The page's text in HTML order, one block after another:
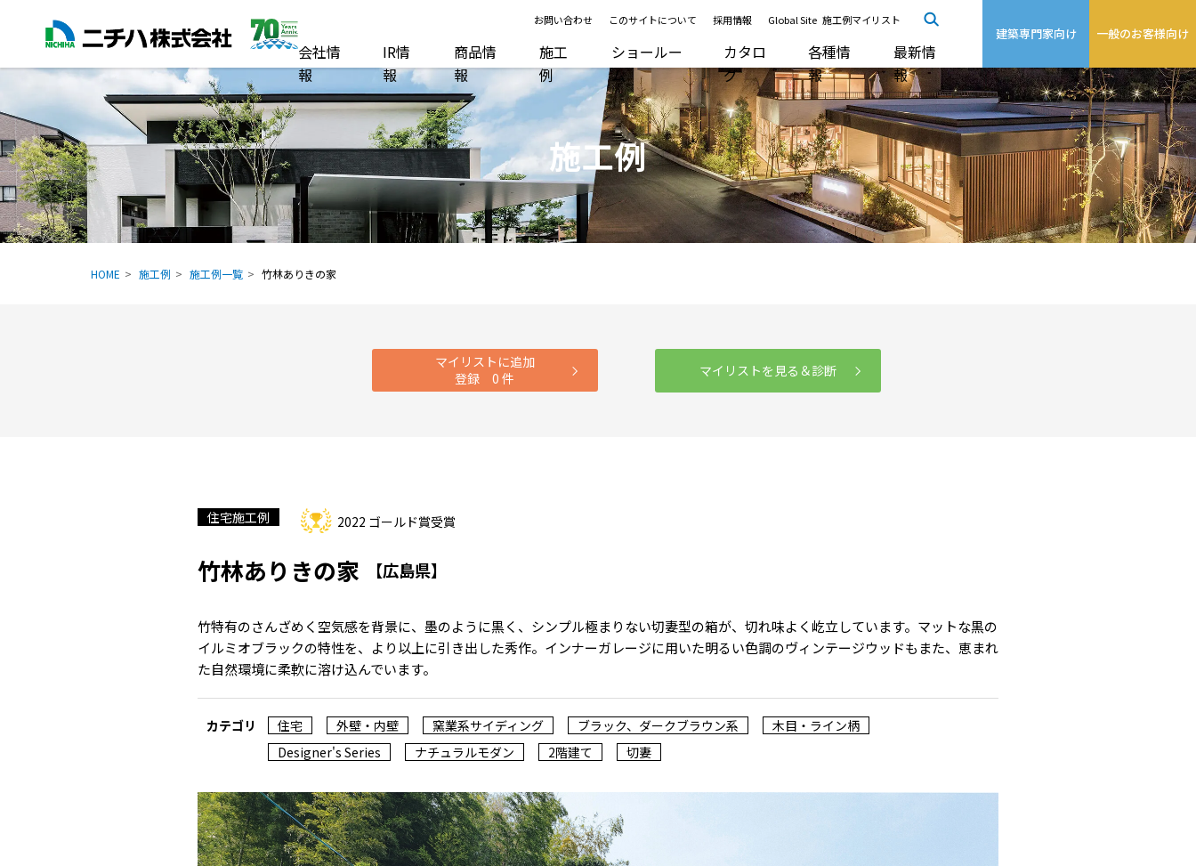
お問い合わせ このサイトについて 採用情報 Global Site 施工例マイリスト
会社情
報
IR情
報
商品情
報
施工
例
ショールー
ム
カタロ
グ
各種情
報
最新情
報
建築専門家向け 一般のお客様向け
施工例
HOME 施工例 施工例一覧 竹林ありきの家
マイリストに追加
登録0 件 マイリストを見る＆診断
住宅施工例 2022 ゴールド賞受賞
竹林ありきの家 【広島県】
竹特有のさんざめく空気感を背景に、墨のように黒く、シンプル極まりない切妻型の箱が、切れ味よく屹立しています。マットな黒の
イルミオブラックの特性を、より以上に引き出した秀作。インナーガレージに用いた明るい色調のヴィンテージウッドもまた、恵まれ
た自然環境に柔軟に溶け込んでいます。
カテゴリ 住宅 外壁・内壁 窯業系サイディング ブラック、ダークブラウン系
木目・ライン柄
Designer's Series
ナチュラルモダン 2階建て 切妻